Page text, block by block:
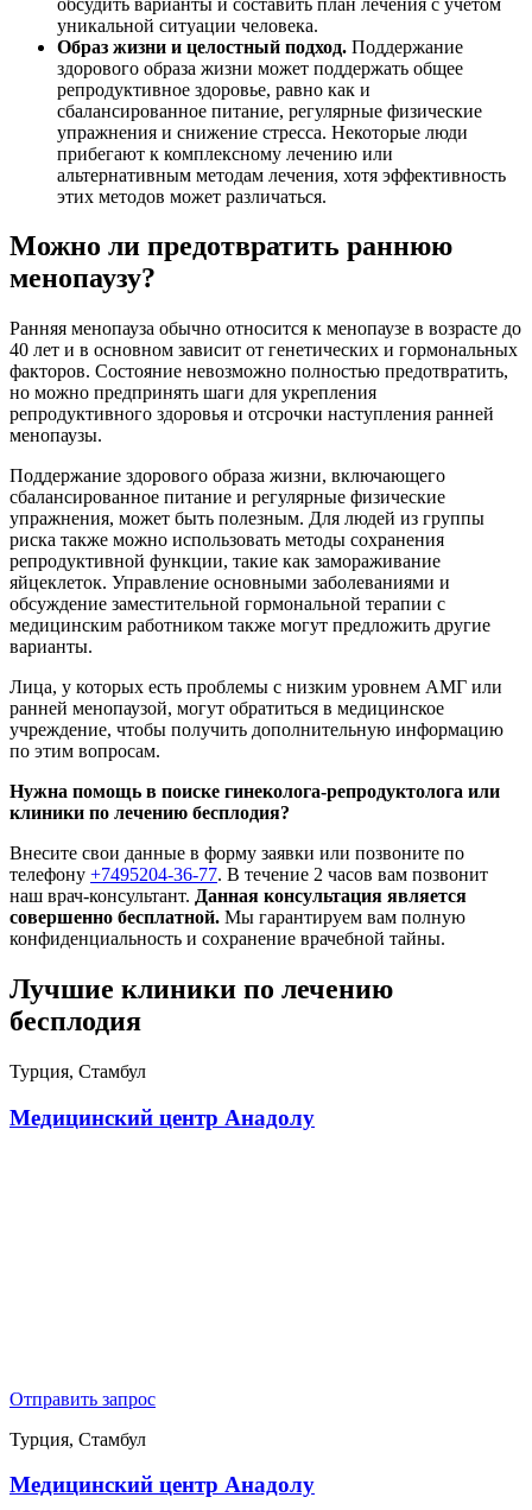
уникальной ситуации человека.
Образ жизни и целостный подход. Поддержание
здорового образа жизни может поддержать общее
репродуктивное здоровье, равно как и
сбалансированное питание, регулярные физические
упражнения и снижение стресса. Некоторые люди
прибегают к комплексному лечению или
альтернативным методам лечения, хотя эффективность
этих методов может различаться.
Можно ли предотвратить раннюю
менопаузу?
Ранняя менопауза обычно относится к менопаузе в возрасте до
40 лет и в основном зависит от генетических и гормональных
факторов. Состояние невозможно полностью предотвратить,
но можно предпринять шаги для укрепления
репродуктивного здоровья и отсрочки наступления ранней
менопаузы.
Поддержание здорового образа жизни, включающего
сбалансированное питание и регулярные физические
упражнения, может быть полезным. Для людей из группы
риска также можно использовать методы сохранения
репродуктивной функции, такие как замораживание
яйцеклеток. Управление основными заболеваниями и
обсуждение заместительной гормональной терапии с
медицинским работником также могут предложить другие
варианты.
Лица, у которых есть проблемы с низким уровнем АМГ или
ранней менопаузой, могут обратиться в медицинское
учреждение, чтобы получить дополнительную информацию
по этим вопросам.
Нужна помощь в поиске гинеколога-репродуктолога или
клиники по лечению бесплодия?
Внесите свои данные в форму заявки или позвоните по
телефону +7495204-36-77. В течение 2 часов вам позвонит
наш врач-консультант. Данная консультация является
совершенно бесплатной. Мы гарантируем вам полную
конфиденциальность и сохранение врачебной тайны.
Лучшие клиники по лечению
бесплодия
Турция, Стамбул
Медицинский центр Анадолу
Отправить запрос
Турция, Стамбул
Медицинский центр Анадолу